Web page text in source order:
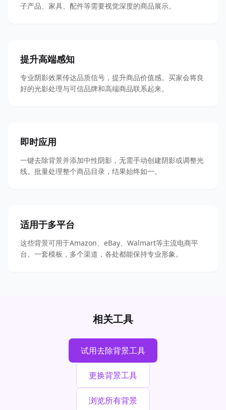
子产品、家具、配件等需要视觉深度的商品展示。
提升高端感知
专业阴影效果传达品质信号，提升商品价值感。买家会将良
好的光影处理与可信品牌和高端商品联系起来。
即时应用
一键去除背景并添加中性阴影，无需手动创建阴影或调整光
线。批量处理整个商品目录，结果始终如一。
适用于多平台
这些背景可用于Amazon、eBay、Walmart等主流电商平
台。一套模板，多个渠道，各处都能保持专业形象。
相关工具
试用去除背景工具
更换背景工具
浏览所有背景